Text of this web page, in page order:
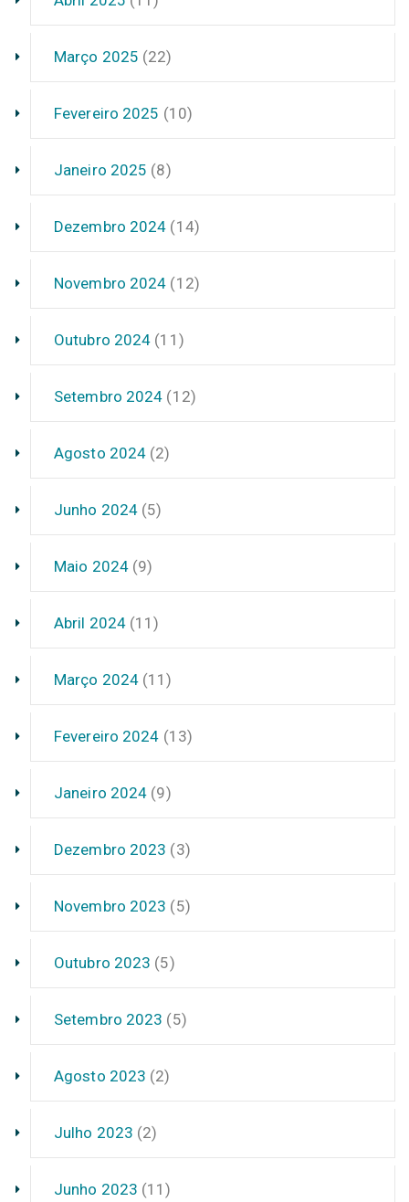
Março 2025 (22)
Fevereiro 2025 (10)
Janeiro 2025 (8)
Dezembro 2024 (14)
Novembro 2024 (12)
Outubro 2024 (11)
Setembro 2024 (12)
Agosto 2024 (2)
Junho 2024 (5)
Maio 2024(9)
Abril 2024 (11)
Março 2024 (11)
Fevereiro 2024 (13)
Janeiro 2024 (9)
Dezembro 2023 (3)
Novembro 2023 (5)
Outubro 2023 (5)
Setembro 2023 (5)
Agosto 2023 (2)
Julho 2023 (2)
Junho 2023 (11)